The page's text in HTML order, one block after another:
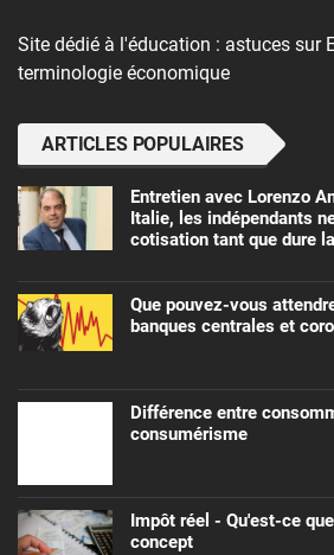
Site dédié à l'éducation : astuces sur
terminologie économique
ARTICLES POPULAIRES
Entretien avec Lorenzo
Italie, les indépendants
cotisation tant que dure
Que pouvez-vous
banques centrales et
Différence entre
consumérisme
Impôt réel - Qu'est-ce
concept